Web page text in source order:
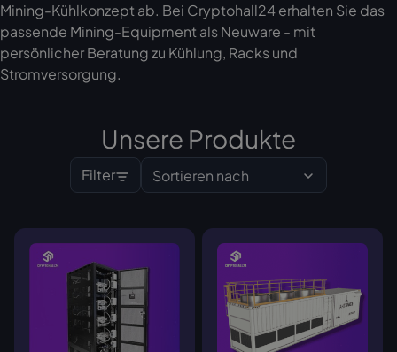
Mining-Kühlkonzept ab. Bei Cryptohall24 erhalten Sie das
passende Mining-Equipment als Neuware - mit
persönlicher Beratung zu Kühlung, Racks und
Stromversorgung.
Unsere Produkte
Filter Sortieren nach